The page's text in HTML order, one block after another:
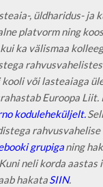
, üldharidus- ja
platvorm ning
ka välismaa
või lasteaiaga
Euroopa Liit.
koduleheküljelt.
grupiga ning
neli korda aastas
hakata SIIN.